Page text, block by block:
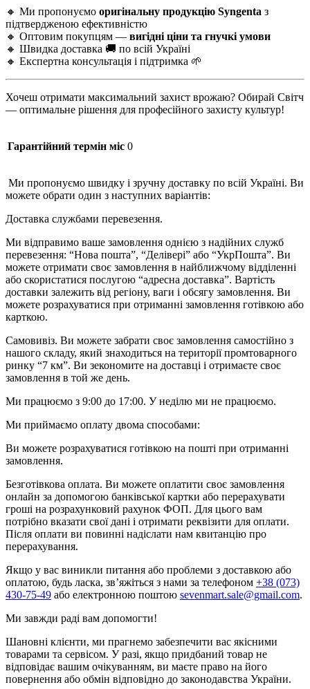
🔸 Ми пропонуємо оригінальну продукцію Syngenta з
підтвердженою ефективністю
🔸 Оптовим покупцям — вигідні ціни та гнучкі умови
🔸 Швидка доставка 🚚 по всій Україні
🔸 Експертна консультація і підтримка 🌱
Хочеш отримати максимальний захист врожаю? Обирай Світч
— оптимальне рішення для професійного захисту культур!
Гарантійний термін міс 0
Ми пропонуємо швидку і зручну доставку по всій Україні. Ви
можете обрати один з наступних варіантів:
Доставка службами перевезення.
Ми відправимо ваше замовлення однією з надійних служб
перевезення: “Нова пошта”, “Делівері” або “УкрПошта”. Ви
можете отримати своє замовлення в найближчому відділенні
або скористатися послугою “адресна доставка”. Вартість
доставки залежить від регіону, ваги і обсягу замовлення. Ви
можете розрахуватися при отриманні замовлення готівкою або
карткою.
Самовивіз. Ви можете забрати своє замовлення самостійно з
нашого складу, який знаходиться на території промтоварного
ринку “7 км”. Ви зекономите на доставці і отримаєте своє
замовлення в той же день.
Ми працюємо з 9:00 до 17:00. У неділю ми не працюємо.
Ми приймаємо оплату двома способами:
Ви можете розрахуватися готівкою на пошті при отриманні
замовлення.
Безготівкова оплата. Ви можете оплатити своє замовлення
онлайн за допомогою банківської картки або перерахувати
гроші на розрахунковий рахунок ФОП. Для цього вам
потрібно вказати свої дані і отримати реквізити для оплати.
Після оплати ви повинні надіслати нам квитанцію про
перерахування.
Якщо у вас виникли питання або проблеми з доставкою або
оплатою, будь ласка, зв’яжіться з нами за телефоном +38 (073)
430-75-49 або електронною поштою sevenmart.sale@gmail.com.
Ми завжди раді вам допомогти!
Шановні клієнти, ми прагнемо забезпечити вас якісними
товарами та сервісом. У разі, якщо придбаний товар не
відповідає вашим очікуванням, ви маєте право на його
повернення або обмін відповідно до законодавства України.